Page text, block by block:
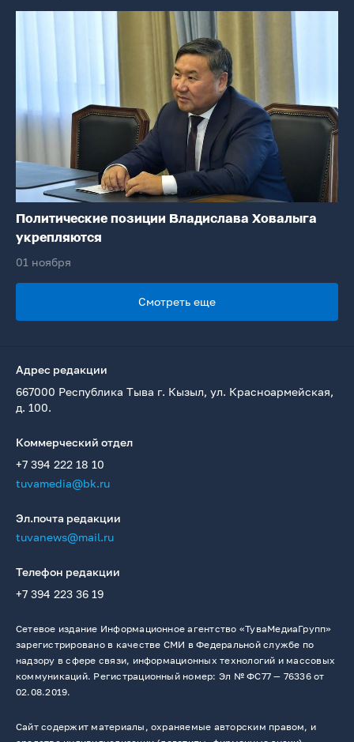
Политические позиции Владислава Ховалыга
укрепляются
01 ноября
Смотреть еще
Адрес редакции
667000 Республика Тыва г. Кызыл, ул. Красноармейская,
д. 100.
Коммерческий отдел
+7 394 222 18 10
tuvamedia@bk.ru
Эл.почта редакции
tuvanews@mail.ru
Телефон редакции
+7 394 223 36 19
Сетевое издание Информационное агентство «ТуваМедиаГрупп»
зарегистрировано в качестве СМИ в Федеральной службе по
надзору в сфере связи, информационных технологий и массовых
коммуникаций. Регистрационный номер: Эл № ФС77 — 76336 от
02.08.2019.
Сайт содержит материалы, охраняемые авторским правом, и